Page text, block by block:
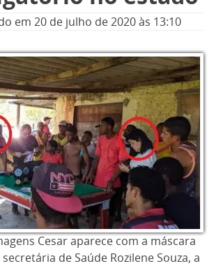
em 20 de julho de 2020às 13:10
Cesar aparece com a máscara
de Saúde Rozilene Souza, a